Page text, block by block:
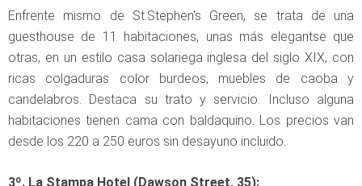
Enfrente mismo de St.Stephen’s Green, se trata de una
guesthouse de 11 habitaciones, unas más elegantse que
otras, en un estilo casa solariega inglesa del siglo XIX, con
ricas colgaduras color burdeos, muebles de caoba y
candelabros. Destaca su trato y servicio. Incluso alguna
habitaciones tienen cama con baldaquino. Los precios van
desde los 220 a 250 euros sin desayuno incluido.
3º. La Stampa Hotel (Dawson Street, 35):